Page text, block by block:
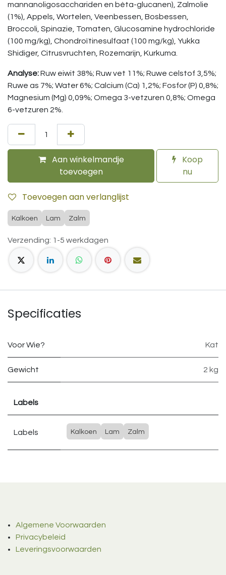
mannanoligosacchariden en bèta-glucanen), Zalmolie
(1%), Appels, Wortelen, Veenbessen, Bosbessen,
Broccoli, Spinazie, Tomaten, Glucosamine hydrochloride
(100 mg/kg), Chondroïtinesulfaat (100 mg/kg), Yukka
Shidiger, Citrusvruchten, Rozemarijn, Kurkuma.
Analyse:Ruw eiwit 38%; Ruw vet 11%; Ruwe celstof 3,5%;
Ruwe as 7%; Water 6%; Calcium (Ca) 1,2%; Fosfor (P) 0,8%;
Magnesium (Mg) 0,09%; Omega 3-vetzuren 0,8%; Omega
6-vetzuren 2%.
Aan winkelmandje
toevoegen
Koop
nu
Toevoegen aan verlanglijst
Kalkoen Lam Zalm
Verzending: 1-5 werkdagen
Specificaties
Voor Wie? Kat
Gewicht 2 kg
Labels
Labels Kalkoen Lam Zalm
Algemene Voorwaarden
Privacybeleid
Leveringsvoorwaarden